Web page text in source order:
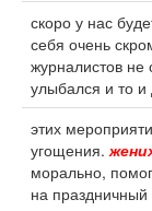
скоро у нас
себя очень
журналистов не
улыбался и то и
этих
угощения.
морально,
на